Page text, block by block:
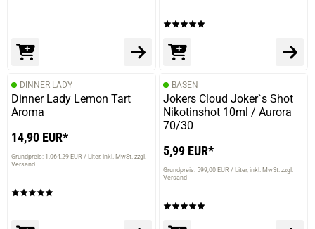
prev next
DINNER LADY
Dinner Lady Lemon Tart
Aroma
14,90 EUR*
Grundpreis: 1.064,29 EUR / Liter inkl. MwSt. zzgl.
Versand
BASEN
Jokers Cloud Joker`s Shot
Nikotinshot 10ml / Aurora
70/30
5,99 EUR*
Grundpreis: 599,00 EUR / Liter inkl. MwSt. zzgl.
Versand